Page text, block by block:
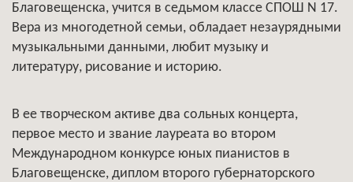
Благовещенска, учится в седьмом классе СПОШ N 17.
Вера из многодетной семьи, обладает незаурядными
музыкальными данными, любит музыку и
литературу, рисование и историю.
В ее творческом активе два сольных концерта,
первое место и звание лауреата во втором
Международном конкурсе юных пианистов в
Благовещенске, диплом второго губернаторского